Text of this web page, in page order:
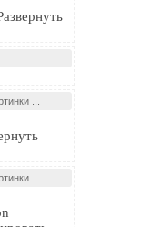
...
...